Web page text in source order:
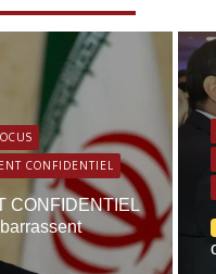
CONFIDENTIEL
CONFIDENTIEL